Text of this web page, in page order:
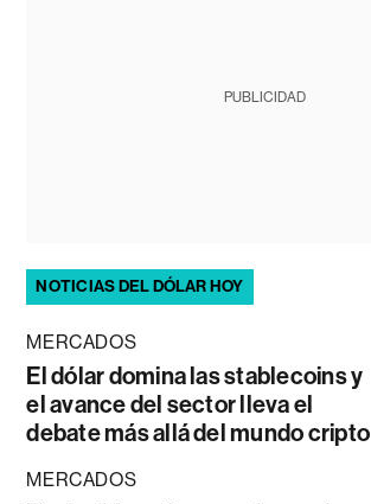
PUBLICIDAD
NOTICIAS DEL DÓLAR HOY
MERCADOS
El dólar domina las stablecoins y
el avance del sector lleva el
debate más allá del mundo cripto
MERCADOS